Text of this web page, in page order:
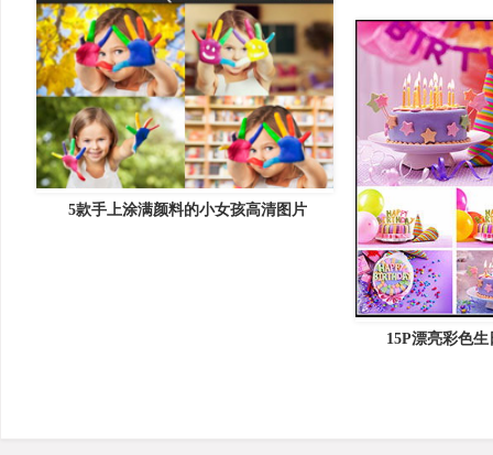
5款手上涂满颜料的小女孩高清图片
15P漂亮彩色